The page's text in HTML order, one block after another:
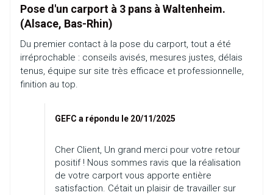
Pose d'un carport à 3 pans à Waltenheim.
(Alsace, Bas-Rhin)
Du premier contact à la pose du carport, tout a été
irréprochable : conseils avisés, mesures justes, délais
tenus, équipe sur site très efficace et professionnelle,
finition au top.
GEFC a répondu le 20/11/2025
Cher Client, Un grand merci pour votre retour
positif ! Nous sommes ravis que la réalisation
de votre carport vous apporte entière
satisfaction. Cétait un plaisir de travailler sur